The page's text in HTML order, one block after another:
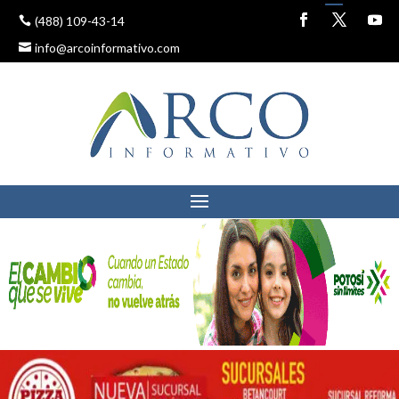
(488) 109-43-14
info@arcoinformativo.com